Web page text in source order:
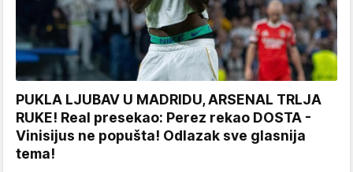
PUKLA LJUBAV U MADRIDU, ARSENAL TRLJA
RUKE! Real presekao: Perez rekao DOSTA -
Vinisijus ne popušta! Odlazak sve glasnija
tema!